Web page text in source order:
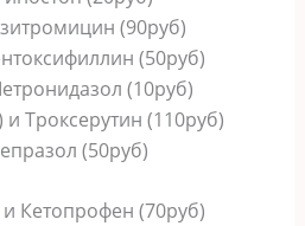
(90руб)
(50руб)
(10руб)
Троксерутин (110руб)
(50руб)
Кетопрофен (70руб)